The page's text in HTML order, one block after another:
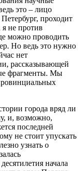
это – лицо
проходит
не против
можно проводить
Но ведь это нужно
нет
рассказывающей
фрагменты. Мы
города вряд ли
и, возможно,
последней
не стоит упускать
узнать о
начала